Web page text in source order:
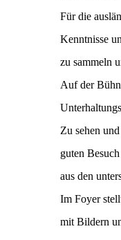
Für die
Kenntnisse
zu sammeln
Auf der
Zu sehen
guten
aus den
Im Foyer
mit Bildern